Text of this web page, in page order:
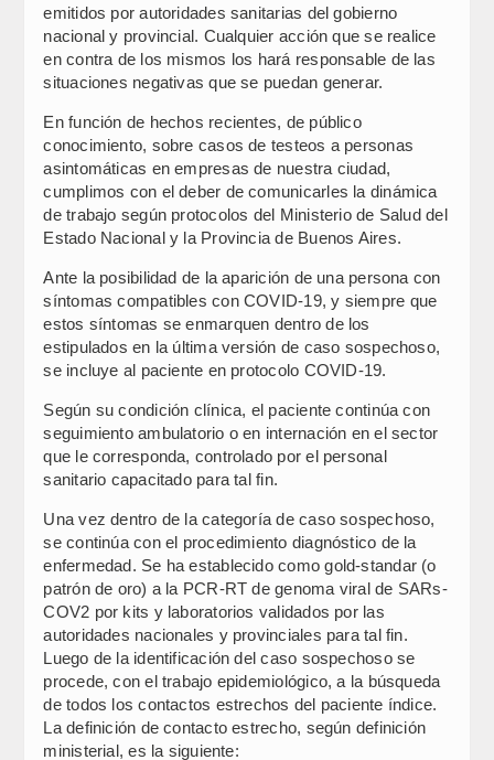
emitidos por autoridades sanitarias del gobierno
nacional y provincial. Cualquier acción que se realice
en contra de los mismos los hará responsable de las
situaciones negativas que se puedan generar.
En función de hechos recientes, de público
conocimiento, sobre casos de testeos a personas
asintomáticas en empresas de nuestra ciudad,
cumplimos con el deber de comunicarles la dinámica
de trabajo según protocolos del Ministerio de Salud del
Estado Nacional y la Provincia de Buenos Aires.
Ante la posibilidad de la aparición de una persona con
síntomas compatibles con COVID-19, y siempre que
estos síntomas se enmarquen dentro de los
estipulados en la última versión de caso sospechoso,
se incluye al paciente en protocolo COVID-19.
Según su condición clínica, el paciente continúa con
seguimiento ambulatorio o en internación en el sector
que le corresponda, controlado por el personal
sanitario capacitado para tal fin.
Una vez dentro de la categoría de caso sospechoso,
se continúa con el procedimiento diagnóstico de la
enfermedad. Se ha establecido como gold-standar (o
patrón de oro) a la PCR-RT de genoma viral de SARs-
COV2 por kits y laboratorios validados por las
autoridades nacionales y provinciales para tal fin.
Luego de la identificación del caso sospechoso se
procede, con el trabajo epidemiológico, a la búsqueda
de todos los contactos estrechos del paciente índice.
La definición de contacto estrecho, según definición
ministerial, es la siguiente: